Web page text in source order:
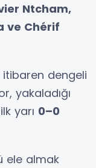
Ntcham,
ve Chérif
itibaren dengeli
yakaladığı
yarı 0–0
ele almak